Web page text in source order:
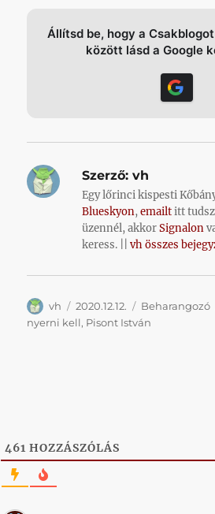
Állítsd be, hogy a
között lásd a Google
Szerző: vh
Egy lőrinci kispesti
Blueskyon,emailtitt
üzennél, akkorSignalon
keress. ||vh összes
Szerző
vh Közzétéve
2020.12.12. Kategória
Beharangozó
nyerni kell, Pisont István
461 HOZZÁSZÓLÁS